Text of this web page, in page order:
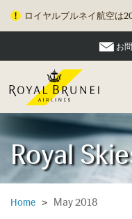
ロイヤルブルネイ航空は
お
Royal
Home > May 2018